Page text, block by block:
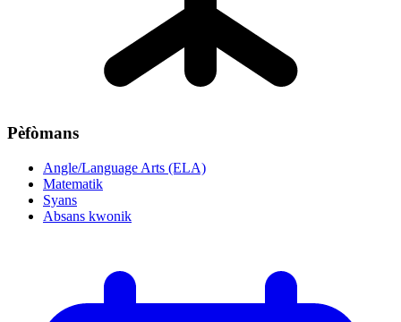
Pèfòmans
Angle/Language Arts (ELA)
Matematik
Syans
Absans kwonik